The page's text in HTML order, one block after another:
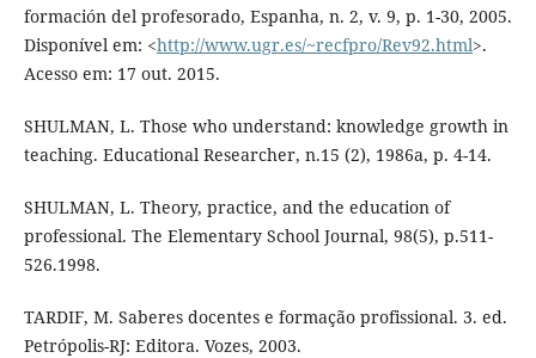
formación del profesorado, Espanha, n. 2, v. 9, p. 1-30, 2005.
Disponível em: <http://www.ugr.es/~recfpro/Rev92.html>.
Acesso em: 17 out. 2015.
SHULMAN, L. Those who understand: knowledge growth in
teaching. Educational Researcher, n.15 (2), 1986a, p. 4-14.
SHULMAN, L. Theory, practice, and the education of
professional. The Elementary School Journal, 98(5), p.511-
526.1998.
TARDIF, M. Saberes docentes e formação profissional. 3. ed.
Petrópolis-RJ: Editora. Vozes, 2003.